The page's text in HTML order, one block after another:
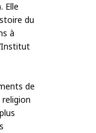
Elle
du
à
de